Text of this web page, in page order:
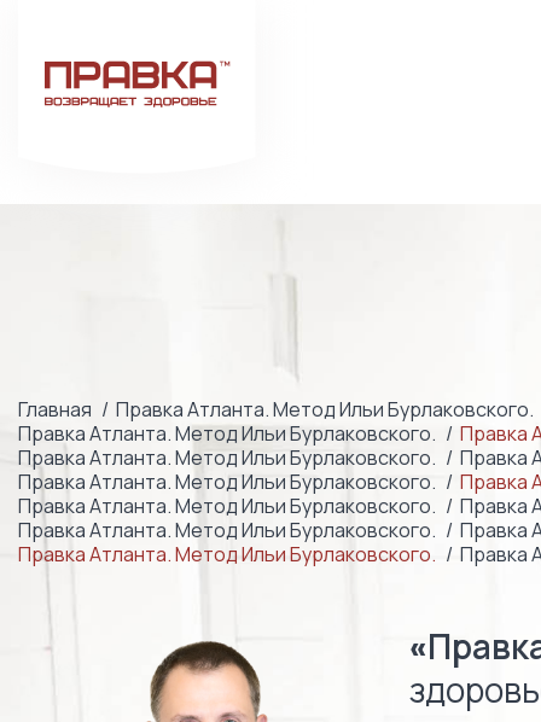
Главная Правка Атланта. Метод Ильи Бурлаковского.
Правка Атланта. Метод Ильи Бурлаковского.
Правка
Правка Атланта. Метод Ильи Бурлаковского.
Правка
Правка Атланта. Метод Ильи Бурлаковского.
Правка
Правка Атланта. Метод Ильи Бурлаковского.
Правка
Правка Атланта. Метод Ильи Бурлаковского.
Правка
Правка Атланта. Метод Ильи Бурлаковского.
Правка